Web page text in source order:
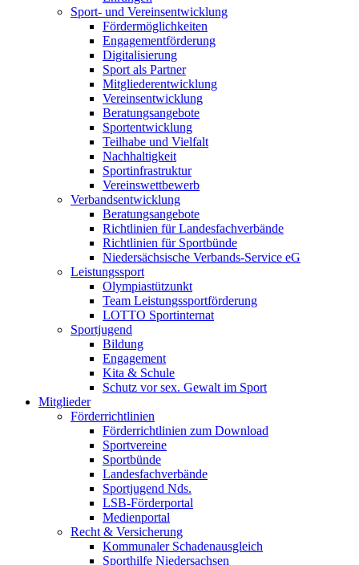
Sport- und Vereinsentwicklung
Fördermöglichkeiten
Engagementförderung
Digitalisierung
Sport als Partner
Mitgliederentwicklung
Vereinsentwicklung
Beratungsangebote
Sportentwicklung
Teilhabe und Vielfalt
Nachhaltigkeit
Sportinfrastruktur
Vereinswettbewerb
Verbandsentwicklung
Beratungsangebote
Richtlinien für Landesfachverbände
Richtlinien für Sportbünde
Niedersächsische Verbands-Service eG
Leistungssport
Olympiastützunkt
Team Leistungssportförderung
LOTTO Sportinternat
Sportjugend
Bildung
Engagement
Kita & Schule
Schutz vor sex. Gewalt im Sport
Mitglieder
Förderrichtlinien
Förderrichtlinien zum Download
Sportvereine
Sportbünde
Landesfachverbände
Sportjugend Nds.
LSB-Förderportal
Medienportal
Recht & Versicherung
Kommunaler Schadenausgleich
Sporthilfe Niedersachsen